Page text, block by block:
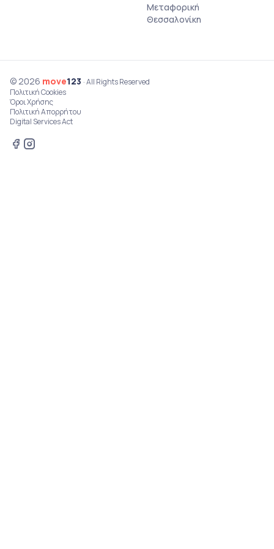
Μεταφορική
Θεσσαλονίκη
© 2026 move123 · All Rights Reserved
Πολιτική Cookies
Όροι Χρήσης
Πολιτική Απορρήτου
Digital Services Act